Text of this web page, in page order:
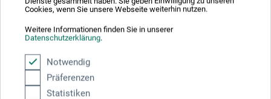
Cookies, wenn Sie unsere Webseite weiterhin nutzen.
Weitere Informationen finden Sie in unserer
Datenschutzerklärung.
Notwendig
Präferenzen
Statistiken
Hahnemühle
Watercolour Book Deckle Edge
ab22,25